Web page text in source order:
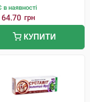
в наявності
64.70 грн
КУПИТИ